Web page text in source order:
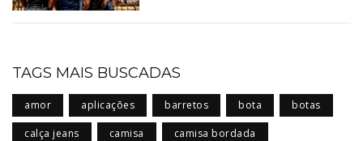
TAGS MAIS BUSCADAS
amor aplicações barretos bota botas
calça jeans camisa camisa bordada